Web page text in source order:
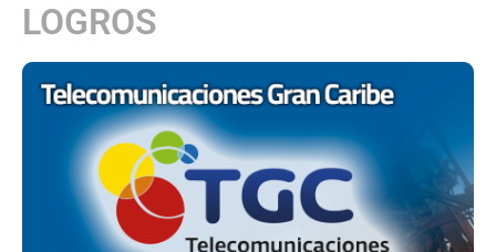
LOGROS